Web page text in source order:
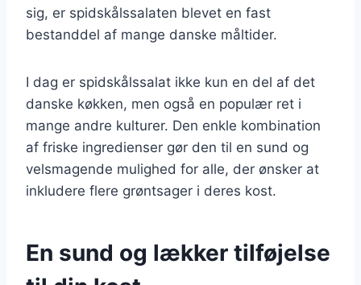
sig, er spidskålssalaten blevet en fast
bestanddel af mange danske måltider.
I dag er spidskålssalat ikke kun en del af det
danske køkken, men også en populær ret i
mange andre kulturer. Den enkle kombination
af friske ingredienser gør den til en sund og
velsmagende mulighed for alle, der ønsker at
inkludere flere grøntsager i deres kost.
En sund og lækker tilføjelse